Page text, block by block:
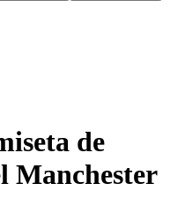
de
Manchester